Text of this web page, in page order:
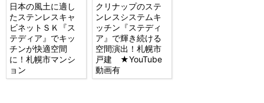
日本の風土に適し
たステンレスキャ
ビネットＳＫ『ス
テディア』でキッ
チンが快適空間
に！札幌市マンシ
ョン
クリナップのステ
ンレスシステムキ
ッチン『ステディ
ア』で輝き続ける
空間演出！札幌市
戸建 ★YouTube
動画有